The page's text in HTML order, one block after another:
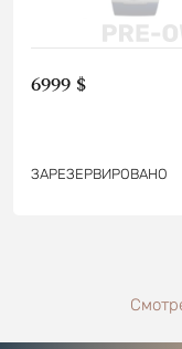
6999 $
ЗАРЕЗЕРВИРОВАНО